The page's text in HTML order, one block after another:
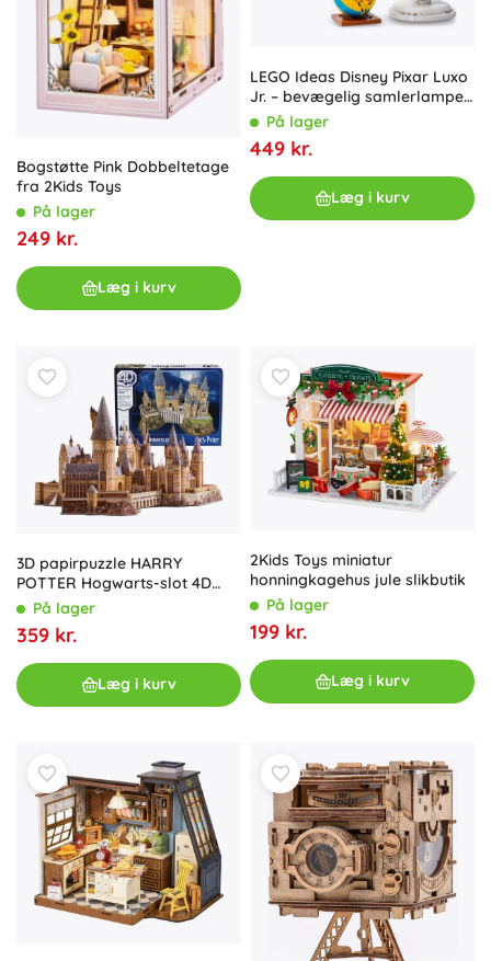
Bogstøtte Pink Dobbeltetage
fra 2Kids Toys
På lager
249 kr.
Læg i kurv
LEGO Ideas Disney Pixar Luxo
Jr. – bevægelig samlerlampe
med bold
På lager
449 kr.
Læg i kurv
3D papirpuzzle HARRY
POTTER Hogwarts-slot 4D
BuildPå lager
359 kr.
Læg i kurv
2Kids Toys miniatur
honningkagehus jule slikbutik
På lager
199 kr.
Læg i kurv